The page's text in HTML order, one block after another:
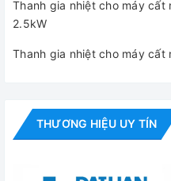
Thanh gia nhiệt cho máy cất
2.5kW
Thanh gia nhiệt cho máy cất
THƯƠNG HIỆU UY TÍN